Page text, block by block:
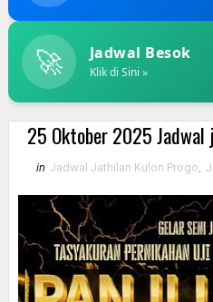
🚀 Jadwal Besok
Klik di Sini »
25 Oktober 2025 Jadwal
in Jadwal Jathilan Kulon Progo